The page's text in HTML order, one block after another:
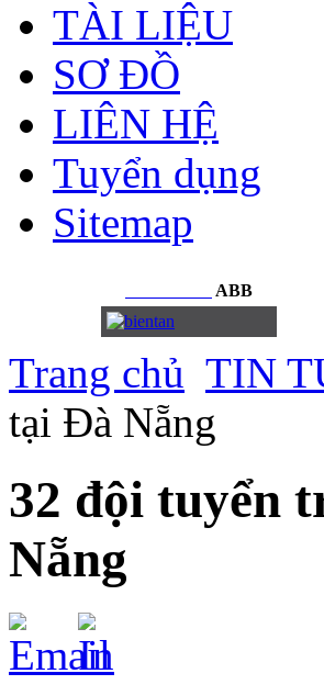
TÀI LIỆU
SƠ ĐỒ
LIÊN HỆ
Tuyển dụng
Sitemap
ABB
Trang chủ TIN
tại Đà Nẵng
32 đội tuyển
Nẵng